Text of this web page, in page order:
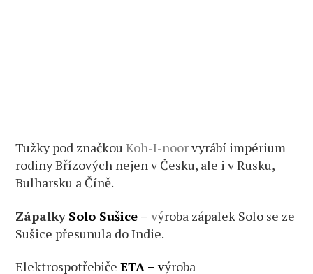
Tužky pod značkouKoh-I-noorvyrábí impérium
rodiny Břízových nejen v Česku, ale i v Rusku,
Bulharsku a Číně.
Zápalky Solo Sušice – výroba zápalek Solo se ze
Sušice přesunula do Indie.
ElektrospotřebičeETA –výroba